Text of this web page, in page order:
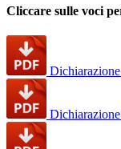
Cliccare sulle voci